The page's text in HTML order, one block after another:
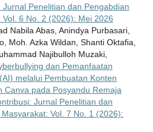
Jurnal Penelitian dan Pengabdian
6 No. 2 (2026): Mei 2026
Nabila Abas, Anindya Purbasari,
Moh. Azka Wildan, Shanti Oktafia,
Najibulloh Muzaki,
dan Pemanfaatan
melalui Pembuatan Konten
Canva pada Posyandu Remaja
Jurnal Penelitian dan
Vol. 7 No. 1 (2026):